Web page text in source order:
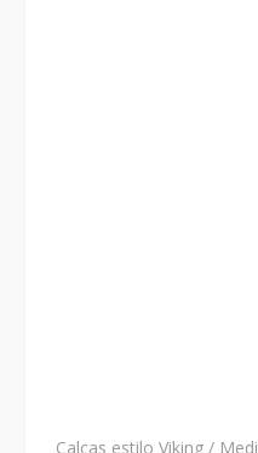
Calças estilo Viking /